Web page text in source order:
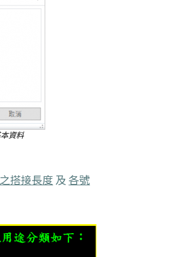
資料
搭接長度及各號